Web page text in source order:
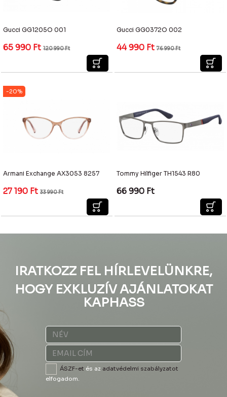
Gucci GG1205O 001
65 990 Ft 120 990Ft
Gucci GG0372O 002
44 990 Ft 76 990Ft
-20%
Armani Exchange AX3053 8257
27 190 Ft 33 990Ft
Tommy Hilfiger TH1543 R80
66 990 Ft
IRATKOZZ FEL HÍRLEVELÜNKRE,
HOGY EXKLUZÍV AJÁNLATOKAT
KAPHASS
ÁSZF-et és az adatvédelmi szabályzatot
elfogadom.